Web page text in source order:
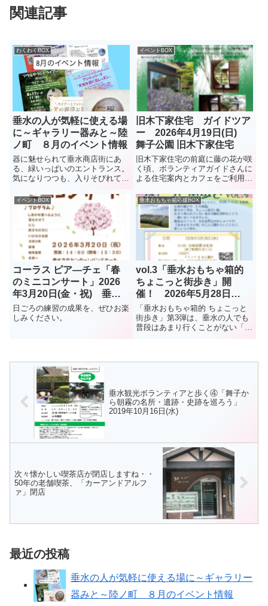
関連記事
わくわくBOX
垂水の人が気軽に使える場
に～ギャラリー器みと～陸
ノ町 ８月のイベント情報
器に魅せられて垂水商店街にあ
る、緑いっぱいのエントランス。
気になりつつも、入りそびれてい
ャラリー器みとは、器好きのオー
ナー小坂さんのこだわりが詰まっ
た食器が並ぶおしゃれな空間。ア
ンティーク家具に並ぶのは、季節
イベントBOX
旧木下家住宅 ガイドツア
ー 2026年4月19日(日)
舞子公園 旧木下家住宅
旧木下家住宅の前庭に藤の花が咲
く頃、ボランティアガイドさんに
よる住宅案内とカフェをご利用い
裏口階段など普段立ち寄らない所
も案内いただきます。開催日時
2026年4月19日（日）午前の
部:10:30～11:30 ...
イベントBOX
コーラス ピア―チェ「春
のミニコンサート」2026
年3月20日(金・祝) 垂水
文化センターレバンテホー
ル(レバンテ垂水2番館3階)
日ごろの練習の成果を、ぜひお楽
しみください。
垂水おもちゃ箱応援BOX
vol.3「垂水おもちゃ箱的
ちょこっと街歩き」開
催！ 2026年5月28日
(木) 要予約
「垂水おもちゃ箱的 ちょこっと
街歩き」第3弾は、垂水の人でも
普段はあまり行くことがない「西
垂水観光ボランティアと歩く④「舞子か
ら朝霧の名所・遺跡・史跡を巡ろう」
2019年10月16日(水)
次々懐かしい喫茶店が閉店しますね・・
50年の老舗喫茶、「カーアンドアルフ
ァ」閉店
最近の投稿
垂水の人が気軽に使える場に～ギャラリー
器みと～陸ノ町 ８月のイベント情報